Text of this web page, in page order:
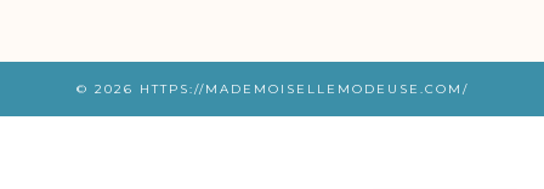
© 2026 HTTPS://MADEMOISELLEMODEUSE.COM/